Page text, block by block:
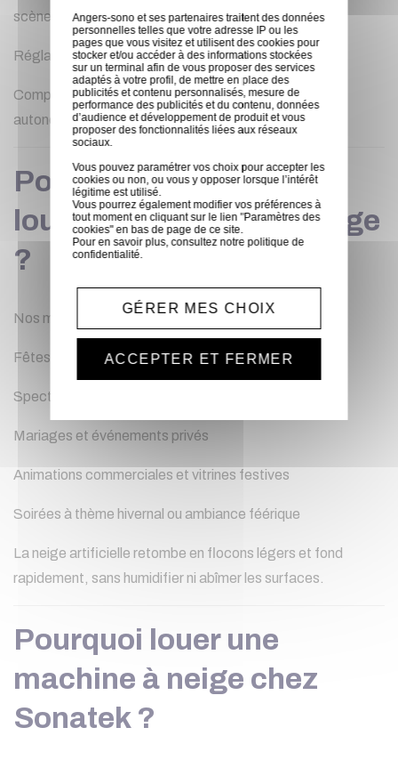
scènes
Réglage du débit de neige selon l’ambiance souhaitée
Compatible avec contrôle DMX ou fonctionnement
autonome
Pour quels événements
louer une machine à neige
?
Nos machines sont parfaites pour :
Fêtes de Noël et marchés de Noël
Spectacles et pièces de théâtre
Mariages et événements privés
Animations commerciales et vitrines festives
Soirées à thème hivernal ou ambiance féérique
La neige artificielle retombe en flocons légers et fond
rapidement, sans humidifier ni abîmer les surfaces.
Pourquoi louer une
machine à neige chez
Sonatek ?
Angers-sono et ses partenaires traitent des données
personnelles telles que votre adresse IP ou les
pages que vous visitez et utilisent des cookies pour
stocker et/ou accéder à des informations stockées
sur un terminal afin de vous proposer des services
adaptés à votre profil, de mettre en place des
publicités et contenu personnalisés, mesure de
performance des publicités et du contenu, données
d’audience et développement de produit et vous
proposer des fonctionnalités liées aux réseaux
sociaux.
Vous pouvez paramétrer vos choix pour accepter les
cookies ou non, ou vous y opposer lorsque l’intérêt
légitime est utilisé.
Vous pourrez également modifier vos préférences à
tout moment en cliquant sur le lien "Paramètres des
cookies" en bas de page de ce site.
Pour en savoir plus, consultez notrepolitique de
confidentialité.
GÉRER MES CHOIX
ACCEPTER ET FERMER